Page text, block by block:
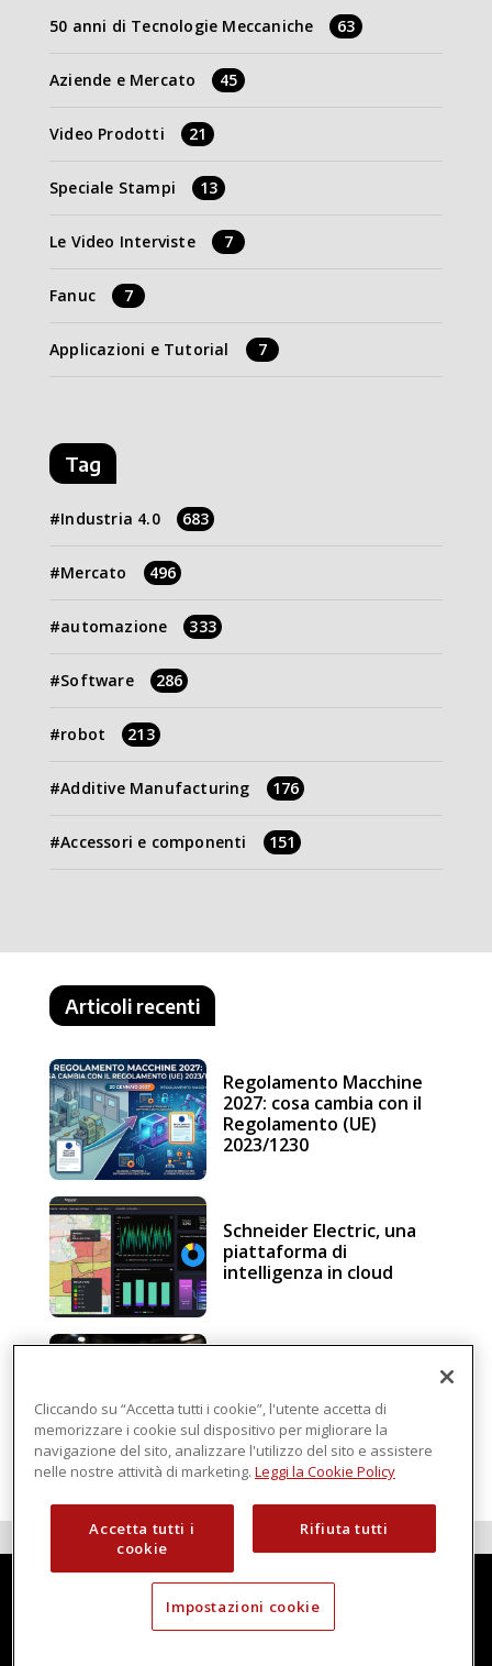
50 anni di Tecnologie Meccaniche 63
Aziende e Mercato 45
Video Prodotti 21
Speciale Stampi 13
Le Video Interviste 7
Fanuc 7
Applicazioni e Tutorial 7
Tag
Industria 4.0 683
Mercato 496
automazione 333
Software 286
robot 213
Additive Manufacturing 176
Accessori e componenti 151
Articoli recenti
Regolamento Macchine
2027: cosa cambia con il
Regolamento (UE)
2023/1230
Schneider Electric, una
piattaforma di
intelligenza in cloud
Regolamento macchine
Cliccando su “Accetta tutti i cookie”, l'utente accetta di
memorizzare i cookie sul dispositivo per migliorare la
navigazione del sito, analizzare l'utilizzo del sito e assistere
nelle nostre attività di marketing. Leggi la Cookie Policy
Accetta tutti i
cookie
Rifiuta tutti
Impostazioni cookie